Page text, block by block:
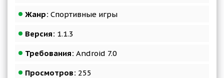
Жанр: Спортивные игры
Версия: 1.1.3
Требования: Android 7.0
Просмотров: 255